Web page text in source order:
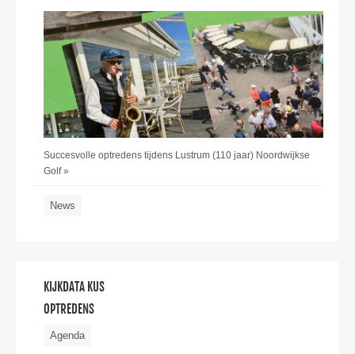
Succesvolle optredens tijdens Lustrum (110 jaar) Noordwijkse
Golf »
News
KIJKDATA KUS
OPTREDENS
Agenda